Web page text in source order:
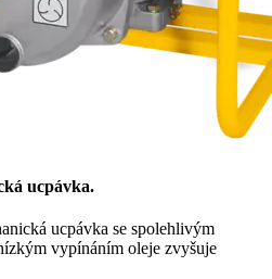
ucpávka.
ucpávka se spolehlivým
vypínáním oleje zvyšuje